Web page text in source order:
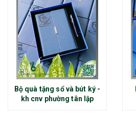
Bộ quà tặng sổ và bút ký -
kh cnv phường tân lập